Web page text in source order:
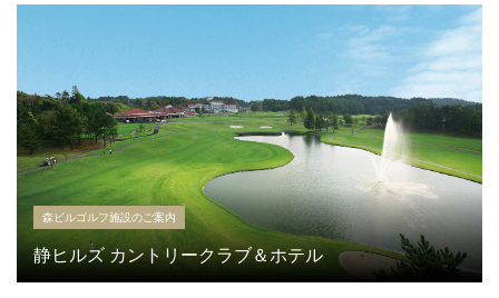
森ビルゴルフ施設のご案内
静ヒルズ カントリークラブ＆ホテル